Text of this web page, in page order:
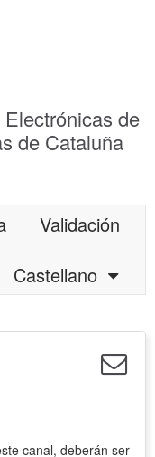
de
de Cataluña
Validación
Castellano
canal, deberán ser